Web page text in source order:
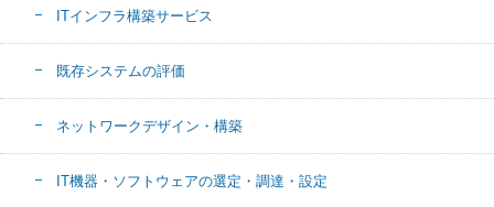
ITインフラ構築サービス
既存システムの評価
ネットワークデザイン・構築
IT機器・ソフトウェアの選定・調達・設定